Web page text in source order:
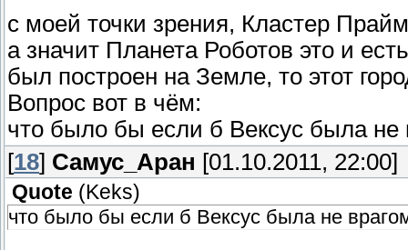
с моей точки зрения, Кластер
а значит Планета Роботов это и
был построен на Земле, то этот
Вопрос вот в чём:
что было бы если б Вексус была не
[18] Самус_Аран [01.10.2011, 22:00]
Quote (Keks)
что было бы если б Вексус была не